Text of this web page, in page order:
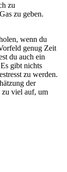
zu
zu geben.
wenn du
genug Zeit
du auch ein
gibt nichts
zu werden.
der
viel auf, um